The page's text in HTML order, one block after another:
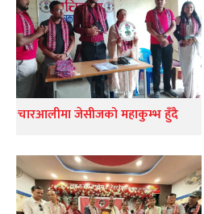
चारआलीमा जेसीजको महाकुम्भ हुँदै